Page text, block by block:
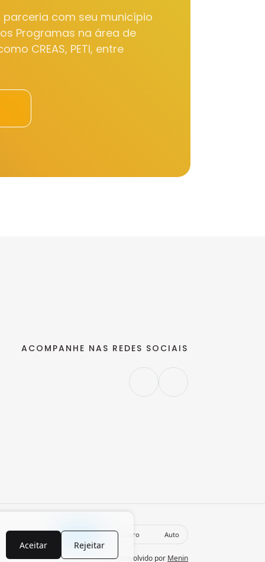
parceria com seu município
Programas na área de
CREAS, PETI, entre
ACOMPANHE NAS REDES SOCIAIS
Escuro Auto
Desenvolvido por Menin
Aceitar Rejeitar